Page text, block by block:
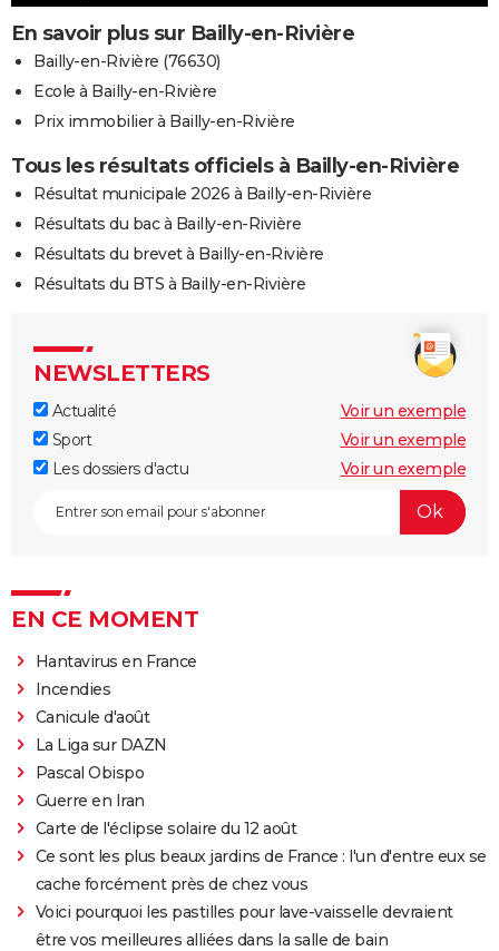
En savoir plus sur Bailly-en-Rivière
Bailly-en-Rivière (76630)
Ecole à Bailly-en-Rivière
Prix immobilier à Bailly-en-Rivière
Tous les résultats officiels à Bailly-en-Rivière
Résultat municipale 2026 à Bailly-en-Rivière
Résultats du bac à Bailly-en-Rivière
Résultats du brevet à Bailly-en-Rivière
Résultats du BTS à Bailly-en-Rivière
NEWSLETTERS
Actualité
Voir un exemple
Sport
Voir un exemple
Les dossiers d'actu
Voir un exemple
EN CE MOMENT
Hantavirus en France
Incendies
Canicule d'août
La Liga sur DAZN
Pascal Obispo
Guerre en Iran
Carte de l'éclipse solaire du 12 août
Ce sont les plus beaux jardins de France : l'un d'entre eux se
cache forcément près de chez vous
Voici pourquoi les pastilles pour lave-vaisselle devraient
être vos meilleures alliées dans la salle de bain